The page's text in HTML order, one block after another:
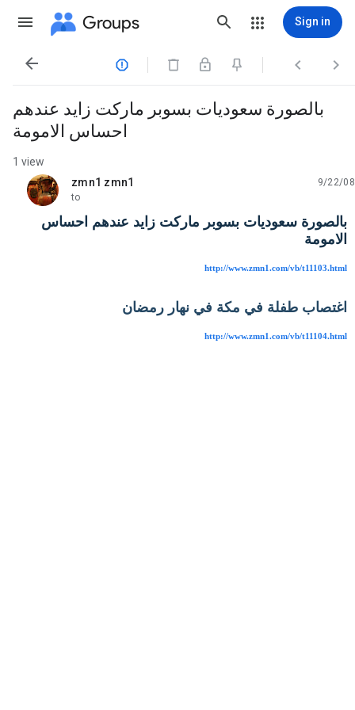
Groups Sign in
   
بالصورة سعوديات بسوبر ماركت زايد عندهم
احساس الامومة
1 view
zmn1 zmn1
unread,
9/22/08
to
بالصورة سعوديات بسوبر ماركت زايد عندهم احساس
الامومة
http://www.zmn1.com/vb/t11103.html
اغتصاب طفلة في مكة في نهار رمضان
http://www.zmn1.com/vb/t11104.html